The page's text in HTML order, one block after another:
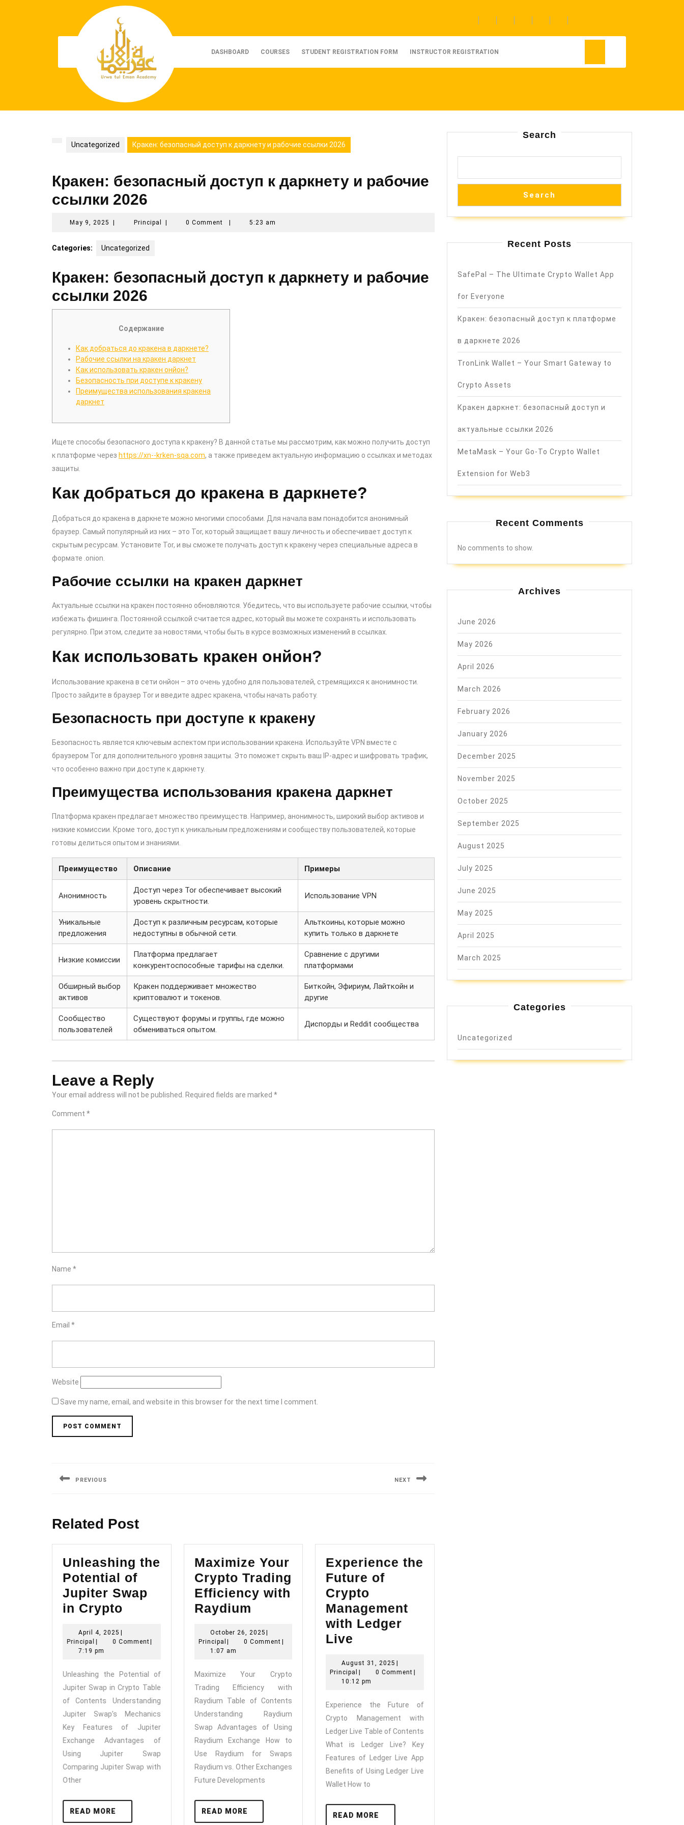
DASHBOARD COURSES STUDENT REGISTRATION FORM INSTRUCTOR REGISTRATION
Uncategorized Кракен: безопасный доступ к даркнету и рабочие ссылки 2026
Кракен: безопасный доступ к даркнету и рабочие
ссылки 2026
May 9, 2025 May
Principal Principal0 Comment 5:23 am
Categories: Uncategorized
Кракен: безопасный доступ к даркнету и рабочие
ссылки 2026
Содержание
Как добраться до кракена в даркнете?
Рабочие ссылки на кракен даркнет
Как использовать кракен онйон?
Безопасность при доступе к кракену
Преимущества использования кракена
даркнет
Ищете способы безопасного доступа к кракену? В данной статье мы рассмотрим, как можно получить доступ
к платформе через https://xn--krken-sqa.com, а также приведем актуальную информацию о ссылках и методах
защиты.
Как добраться до кракена в даркнете?
Добраться до кракена в даркнете можно многими способами. Для начала вам понадобится анонимный
браузер. Самый популярный из них – это Tor, который защищает вашу личность и обеспечивает доступ к
скрытым ресурсам. Установите Tor, и вы сможете получать доступ к кракену через специальные адреса в
формате .onion.
Рабочие ссылки на кракен даркнет
Актуальные ссылки на кракен постоянно обновляются. Убедитесь, что вы используете рабочие ссылки, чтобы
избежать фишинга. Постоянной ссылкой считается адрес, который вы можете сохранять и использовать
регулярно. При этом, следите за новостями, чтобы быть в курсе возможных изменений в ссылках.
Как использовать кракен онйон?
Использование кракена в сети онйон – это очень удобно для пользователей, стремящихся к анонимности.
Просто зайдите в браузер Tor и введите адрес кракена, чтобы начать работу.
Безопасность при доступе к кракену
Безопасность является ключевым аспектом при использовании кракена. Используйте VPN вместе с
браузером Tor для дополнительного уровня защиты. Это поможет скрыть ваш IP-адрес и шифровать трафик,
что особенно важно при доступе к даркнету.
Преимущества использования кракена даркнет
Платформа кракен предлагает множество преимуществ. Например, анонимность, широкий выбор активов и
низкие комиссии. Кроме того, доступ к уникальным предложениям и сообществу пользователей, которые
готовы делиться опытом и знаниями.
Преимущество Описание Примеры
Анонимность
Доступ через Tor обеспечивает высокий
уровень скрытности.
Использование VPN
Уникальные
предложения
Доступ к различным ресурсам, которые
недоступны в обычной сети.
Альткоины, которые можно
купить только в даркнете
Низкие комиссии
Платформа предлагает
конкурентоспособные тарифы на сделки.
Сравнение с другими
платформами
Обширный выбор
активов
Кракен поддерживает множество
криптовалют и токенов.
Биткойн, Эфириум, Лайткойн и
другие
Сообщество
пользователей
Существуют форумы и группы, где можно
обмениваться опытом.
Диспорды и Reddit сообщества
Leave a Reply
Your email address will not be published. Required fields are marked *
Comment *
Name *
Email *
Website
Save my name, email, and website in this browser for the next time I comment.
navigation
PREVIOUS NEXT
Related Post
Unleashing the
Potential of
Jupiter Swap
in Crypto Unleashing
Potential
Jupiter
Swap
in
Crypto
April 4, 2025 April
4,
|
Principal Principal
| 0 Comment|
7:19 pm
Unleashing the Potential of
Jupiter Swap in Crypto Table
of Contents Understanding
Jupiter Swap’s Mechanics
Key Features of Jupiter
Exchange Advantages of
Using Jupiter Swap
Comparing Jupiter Swap with
Other
READ MORE
MORE
Maximize Your
Crypto Trading
Efficiency with
Raydium
Crypto
Efficiency
with
Raydium
October 26, 2025 October
26,
|
Principal Principal
| 0 Comment |
1:07 am
Maximize Your Crypto
Trading Efficiency with
Raydium Table of Contents
Understanding Raydium
Swap Advantages of Using
Raydium Exchange How to
Use Raydium for Swaps
Raydium vs. Other Exchanges
Future Developments
READ MORE
MORE
Experience the
Future of
Crypto
Management
with Ledger
Live
Future
of
Crypto
Management
with
Ledger
Live
August 31, 2025 August
31,
|
Principal Principal
| 0 Comment |
10:12 pm
Experience the Future of
Crypto Management with
Ledger Live Table of Contents
What is Ledger Live? Key
Features of Ledger Live App
Benefits of Using Ledger Live
Wallet How to
READ MORE
Search
Search
Recent Posts
SafePal – The Ultimate Crypto Wallet App
for Everyone
Кракен: безопасный доступ к платформе
в даркнете 2026
TronLink Wallet – Your Smart Gateway to
Crypto Assets
Кракен даркнет: безопасный доступ и
актуальные ссылки 2026
MetaMask – Your Go-To Crypto Wallet
Extension for Web3
Recent Comments
No comments to show.
Archives
June 2026
May 2026
April 2026
March 2026
February 2026
January 2026
December 2025
November 2025
October 2025
September 2025
August 2025
July 2025
June 2025
May 2025
April 2025
March 2025
Categories
Uncategorized